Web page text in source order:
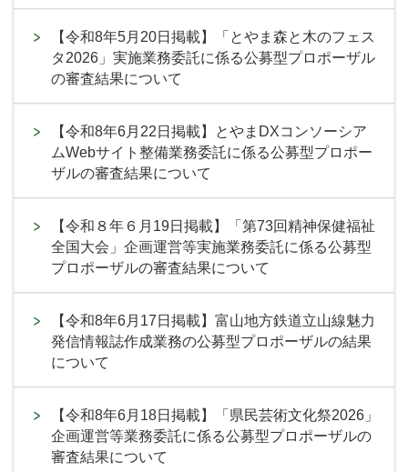
【令和8年5月20日掲載】「とやま森と木のフェス
タ2026」実施業務委託に係る公募型プロポーザル
の審査結果について
【令和8年6月22日掲載】とやまDXコンソーシア
ムWebサイト整備業務委託に係る公募型プロポー
ザルの審査結果について
【令和８年６月19日掲載】「第73回精神保健福祉
全国大会」企画運営等実施業務委託に係る公募型
プロポーザルの審査結果について
【令和8年6月17日掲載】富山地方鉄道立山線魅力
発信情報誌作成業務の公募型プロポーザルの結果
について
【令和8年6月18日掲載】「県民芸術文化祭2026」
企画運営等業務委託に係る公募型プロポーザルの
審査結果について